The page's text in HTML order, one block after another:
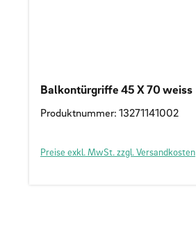
Balkontürgriffe 45 X 70 weiss
Produktnummer: 13271141002
Preise exkl. MwSt. zzgl. Versandkosten